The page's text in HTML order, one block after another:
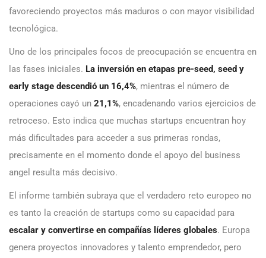
favoreciendo proyectos más maduros o con mayor visibilidad
tecnológica.
Uno de los principales focos de preocupación se encuentra en
las fases iniciales. La inversión en etapas pre-seed, seed y
early stage descendió un 16,4%, mientras el número de
operaciones cayó un 21,1%, encadenando varios ejercicios de
retroceso. Esto indica que muchas startups encuentran hoy
más dificultades para acceder a sus primeras rondas,
precisamente en el momento donde el apoyo del business
angel resulta más decisivo.
El informe también subraya que el verdadero reto europeo no
es tanto la creación de startups como su capacidad para
escalar y convertirse en compañías líderes globales. Europa
genera proyectos innovadores y talento emprendedor, pero